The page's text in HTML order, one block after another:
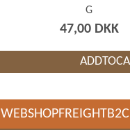
G
47,00 DKK